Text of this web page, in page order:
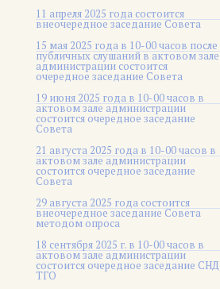
11 апреля 2025 года состоится
внеочередное заседание Совета
15 мая 2025 года в 10-00 часов после
публичных слушаний в актовом зале
администрации состоится
очередное заседание Совета
19 июня 2025 года в 10-00 часов в
актовом зале администрации
состоится очередное заседание
Совета
21 августа 2025 года в 10-00 часов в
актовом зале администрации
состоится очередное заседание
Совета
29 августа 2025 года состоится
внеочередное заседание Совета
методом опроса
18 сентября 2025 г. в 10-00 часов в
актовом зале администрации
состоится очередное заседание СНД
ТГО